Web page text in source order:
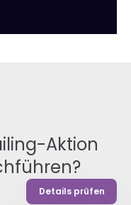
Aktion
Details prüfen